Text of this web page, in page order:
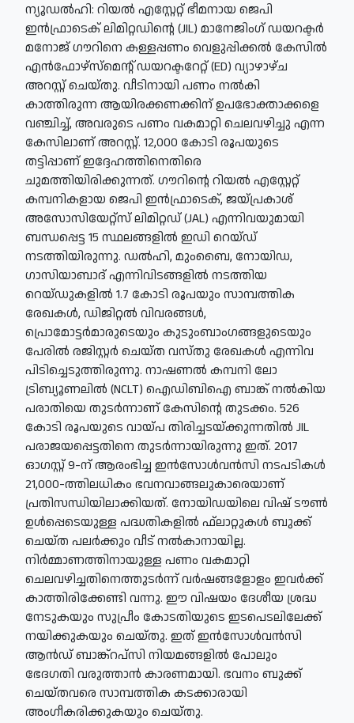
ന്യൂഡല്‍ഹി: റിയല്‍ എസ്റ്റേറ്റ് ഭീമനായ ജെപി
ഇന്‍ഫ്രാടെക് ലിമിറ്റഡിന്റെ (JIL) മാനേജിംഗ് ഡയറക്ടര്‍
മനോജ് ഗൗറിനെ കള്ളപ്പണം വെളുപ്പിക്കല്‍ കേസില്‍
എന്‍ഫോഴ്‌സ്‌മെന്റ് ഡയറക്ടറേറ്റ് (ED) വ്യാഴാഴ്ച
അറസ്റ്റ് ചെയ്തു. വീടിനായി പണം നല്‍കി
കാത്തിരുന്ന ആയിരക്കണക്കിന് ഉപഭോക്താക്കളെ
വഞ്ചിച്ച്, അവരുടെ പണം വകമാറ്റി ചെലവഴിച്ചു എന്ന
കേസിലാണ് അറസ്റ്റ്. 12,000 കോടി രൂപയുടെ
തട്ടിപ്പാണ് ഇദ്ദേഹത്തിനെതിരെ
ചുമത്തിയിരിക്കുന്നത്. ഗൗറിന്റെ റിയല്‍ എസ്റ്റേറ്റ്
കമ്പനികളായ ജെപി ഇന്‍ഫ്രാടെക്, ജയ്പ്രകാശ്
അസോസിയേറ്റ്‌സ് ലിമിറ്റഡ് (JAL) എന്നിവയുമായി
ബന്ധപ്പെട്ട 15 സ്ഥലങ്ങളില്‍ ഇഡി റെയ്ഡ്
നടത്തിയിരുന്നു. ഡല്‍ഹി, മുംബൈ, നോയിഡ,
ഗാസിയാബാദ് എന്നിവിടങ്ങളില്‍ നടത്തിയ
റെയ്ഡുകളില്‍ 1.7 കോടി രൂപയും സാമ്പത്തിക
രേഖകള്‍, ഡിജിറ്റല്‍ വിവരങ്ങള്‍,
പ്രൊമോട്ടര്‍മാരുടെയും കുടുംബാംഗങ്ങളുടെയും
പേരില്‍ രജിസ്റ്റര്‍ ചെയ്ത വസ്തു രേഖകള്‍ എന്നിവ
പിടിച്ചെടുത്തിരുന്നു. നാഷണല്‍ കമ്പനി ലോ
ട്രിബ്യൂണലില്‍ (NCLT) ഐഡിബിഐ ബാങ്ക് നല്‍കിയ
പരാതിയെ തുടര്‍ന്നാണ് കേസിന്റെ തുടക്കം. 526
കോടി രൂപയുടെ വായ്പ തിരിച്ചടയ്ക്കുന്നതില്‍ JIL
പരാജയപ്പെട്ടതിനെ തുടര്‍ന്നായിരുന്നു ഇത്. 2017
ഓഗസ്റ്റ് 9-ന് ആരംഭിച്ച ഇന്‍സോള്‍വന്‍സി നടപടികള്‍
21,000-ത്തിലധികം ഭവനവാങ്ങലുകാരെയാണ്
പ്രതിസന്ധിയിലാക്കിയത്. നോയിഡയിലെ വിഷ് ടൗണ്‍
ഉള്‍പ്പെടെയുള്ള പദ്ധതികളില്‍ ഫ്‌ലാറ്റുകള്‍ ബുക്ക്
ചെയ്ത പലര്‍ക്കും വീട് നല്‍കാനായില്ല.
നിര്‍മ്മാണത്തിനായുള്ള പണം വകമാറ്റി
ചെലവഴിച്ചതിനെത്തുടര്‍ന്ന് വര്‍ഷങ്ങളോളം ഇവര്‍ക്ക്
കാത്തിരിക്കേണ്ടി വന്നു. ഈ വിഷയം ദേശീയ ശ്രദ്ധ
നേടുകയും സുപ്രീം കോടതിയുടെ ഇടപെടലിലേക്ക്
നയിക്കുകയും ചെയ്തു. ഇത് ഇന്‍സോള്‍വന്‍സി
ആന്‍ഡ് ബാങ്ക്‌റപ്‌സി നിയമങ്ങളില്‍ പോലും
ഭേദഗതി വരുത്താന്‍ കാരണമായി. ഭവനം ബുക്ക്
ചെയ്തവരെ സാമ്പത്തിക കടക്കാരായി
അംഗീകരിക്കുകയും ചെയ്തു.